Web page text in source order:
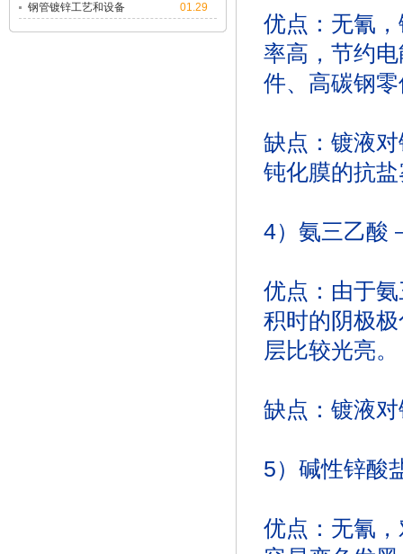
01.29
钢管镀锌工艺和设备
优点：无氰
率高，节约
件、高碳钢
缺点：镀液
钝化膜的抗
4）氨三乙酸
优点：由于
积时的阴极
层比较光亮。
缺点：镀液
5）碱性锌酸
优点：无氰